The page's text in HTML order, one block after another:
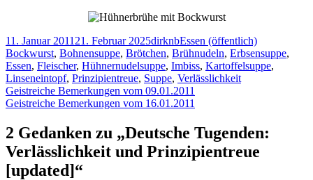
Veröffentlicht
am
11. Januar 2011 21. Februar 2025Autor
dirknbKategorien
Essen (öffentlich)
Bockwurst, Bohnensuppe, Brötchen, Brühnudeln, Erbsensuppe,
Essen, Fleischer, Hühnernudelsuppe, Imbiss, Kartoffelsuppe,
Linseneintopf, Prinzipientreue, Suppe, Verlässlichkeit
Beitragsnavigation
Vorheriger
Beitrag:
Geistreiche Bemerkungen vom 09.01.2011
Nächster
Geistreiche Bemerkungen vom 16.01.2011
2 Gedanken zu „Deutsche Tugenden:
Verlässlichkeit und Prinzipientreue
[updated]“